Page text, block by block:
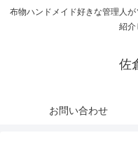
布物ハンドメイド好きな管理人
紹介
佐
お問い合わせ